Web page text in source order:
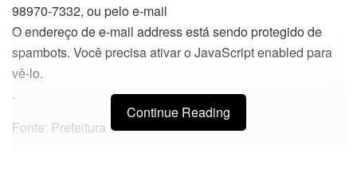
98970-7332, ou pelo e-mail
O endereço de e-mail address está sendo protegido de
spambots. Você precisa ativar o JavaScript enabled para
vê-lo.
.
Fonte: Prefeitura
Continue Reading